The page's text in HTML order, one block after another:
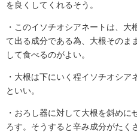
を良くしてくれるそう。
・このイソチオシアネートは、
て出る成分である為、大根そのま
して食べるのがよい。
・大根は下にいく程イソチオシア
といい。
・おろし器に対して大根を斜め
ろす。そうすると辛み成分がたく